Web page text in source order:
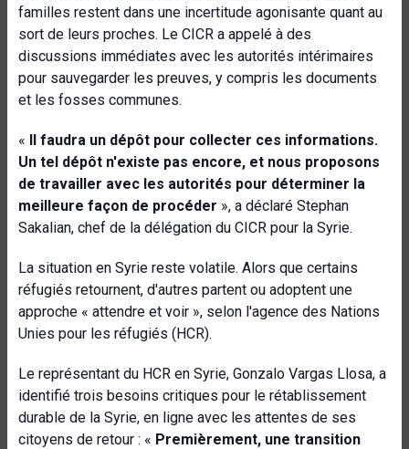
familles restent dans une incertitude agonisante quant au
sort de leurs proches. Le CICR a appelé à des
discussions immédiates avec les autorités intérimaires
pour sauvegarder les preuves, y compris les documents
et les fosses communes.
« Il faudra un dépôt pour collecter ces informations.
Un tel dépôt n'existe pas encore, et nous proposons
de travailler avec les autorités pour déterminer la
meilleure façon de procéder », a déclaré Stephan
Sakalian, chef de la délégation du CICR pour la Syrie.
La situation en Syrie reste volatile. Alors que certains
réfugiés retournent, d'autres partent ou adoptent une
approche « attendre et voir », selon l'agence des Nations
Unies pour les réfugiés (HCR).
Le représentant du HCR en Syrie, Gonzalo Vargas Llosa, a
identifié trois besoins critiques pour le rétablissement
durable de la Syrie, en ligne avec les attentes de ses
citoyens de retour : « Premièrement, une transition